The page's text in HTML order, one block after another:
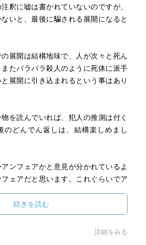
釈に嘘は書かれていないのですが、
いと、最後に騙される展開になると
展開は結構地味で、人が次々と死ん
たバラバラ殺人のように死体に派手
展開に引き込まれるという事はあり
を読んでいれば、犯人の推測は付く
のどんでん返しは、結構楽しめまし
ンフェアかと意見が分かれているよ
ェアだと思います。これぐらいでア
と思います。
からの注釈と照らし合わせながら、
品でした。
続きを読む
詳細をみる